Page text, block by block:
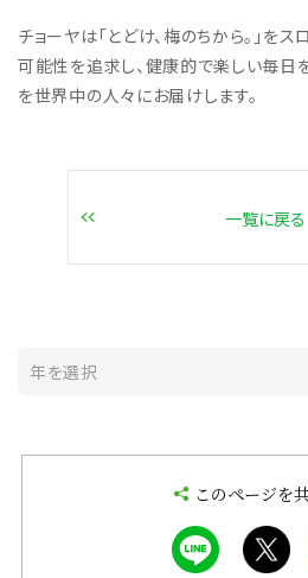
チョーヤは「とどけ、梅のちから。」を
可能性を追求し、健康的で楽しい毎日
を世界中の人々にお届けします。
一覧に戻る
このページを